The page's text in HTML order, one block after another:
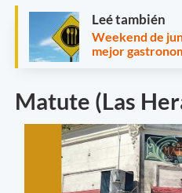
Leé también
Weekend de
mejor
Matute (Las